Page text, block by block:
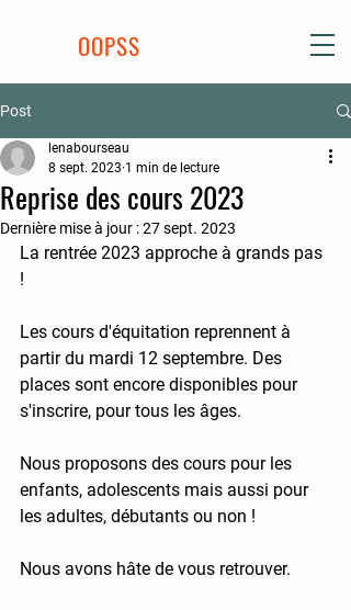
OOPSS
Post
Reprise des cours 2023
lenabourseau
8 sept. 2023 1 min de lecture
Dernière mise à jour :27 sept. 2023
La rentrée 2023 approche à grands pas
!
Les cours d'équitation reprennent à
partir du mardi 12 septembre. Des
places sont encore disponibles pour
s'inscrire, pour tous les âges.
Nous proposons des cours pour les
enfants, adolescents mais aussi pour
les adultes, débutants ou non !
Nous avons hâte de vous retrouver.